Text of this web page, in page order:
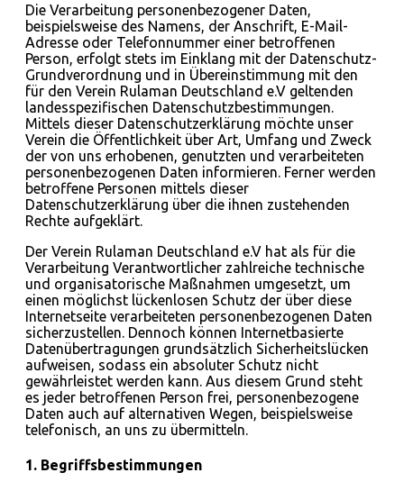
Die Verarbeitung personenbezogener Daten,
beispielsweise des Namens, der Anschrift, E-Mail-
Adresse oder Telefonnummer einer betroffenen
Person, erfolgt stets im Einklang mit der Datenschutz-
Grundverordnung und in Übereinstimmung mit den
für den Verein Rulaman Deutschland e.V geltenden
landesspezifischen Datenschutzbestimmungen.
Mittels dieser Datenschutzerklärung möchte unser
Verein die Öffentlichkeit über Art, Umfang und Zweck
der von uns erhobenen, genutzten und verarbeiteten
personenbezogenen Daten informieren. Ferner werden
betroffene Personen mittels dieser
Datenschutzerklärung über die ihnen zustehenden
Rechte aufgeklärt.
Der Verein Rulaman Deutschland e.V hat als für die
Verarbeitung Verantwortlicher zahlreiche technische
und organisatorische Maßnahmen umgesetzt, um
einen möglichst lückenlosen Schutz der über diese
Internetseite verarbeiteten personenbezogenen Daten
sicherzustellen. Dennoch können Internetbasierte
Datenübertragungen grundsätzlich Sicherheitslücken
aufweisen, sodass ein absoluter Schutz nicht
gewährleistet werden kann. Aus diesem Grund steht
es jeder betroffenen Person frei, personenbezogene
Daten auch auf alternativen Wegen, beispielsweise
telefonisch, an uns zu übermitteln.
1. Begriffsbestimmungen